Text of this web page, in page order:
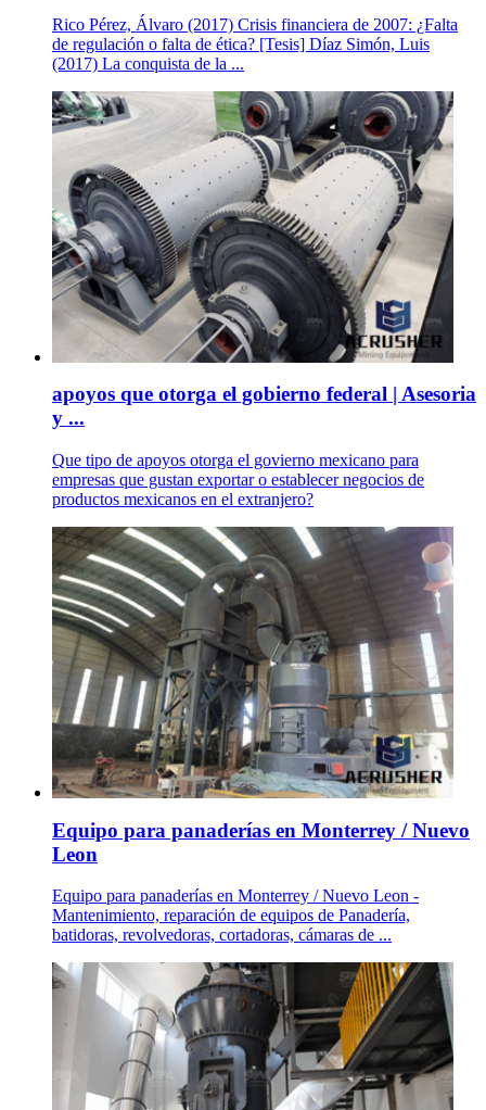
Rico Pérez, Álvaro (2017) Crisis financiera de 2007: ¿Falta
de regulación o falta de ética? [Tesis] Díaz Simón, Luis
(2017) La conquista de la ...
apoyos que otorga el gobierno federal | Asesoria
y ...
Que tipo de apoyos otorga el govierno mexicano para
empresas que gustan exportar o establecer negocios de
productos mexicanos en el extranjero?
Equipo para panaderías en Monterrey / Nuevo
Leon
Equipo para panaderías en Monterrey / Nuevo Leon -
Mantenimiento, reparación de equipos de Panadería,
batidoras, revolvedoras, cortadoras, cámaras de ...